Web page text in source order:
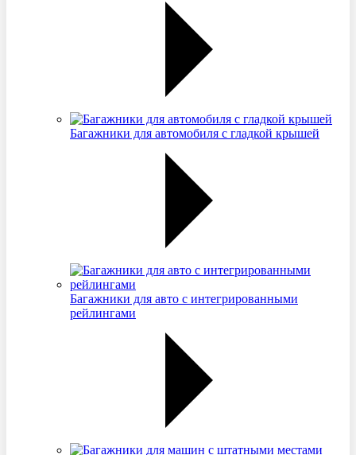
Багажники для автомобиля с гладкой крышей
Багажники для авто с интегрированными
рейлингами